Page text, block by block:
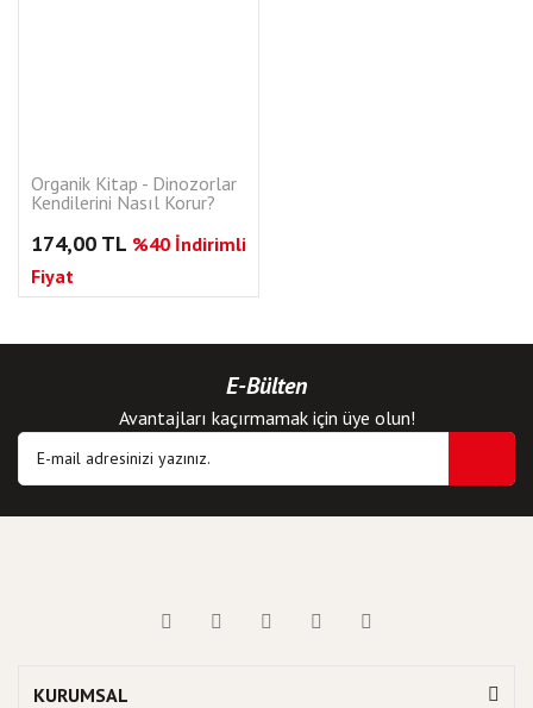
Organik Kitap - Dinozorlar
Kendilerini Nasıl Korur?
174,00 TL %40 İndirimli
Fiyat
E-Bülten
Avantajları kaçırmamak için üye olun!
KURUMSAL